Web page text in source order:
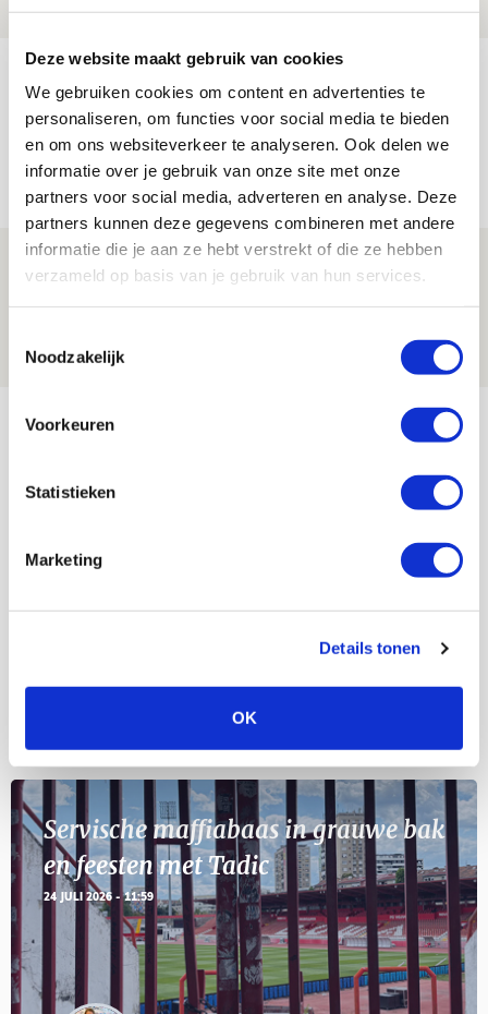
Deze website maakt gebruik van cookies
We gebruiken cookies om content en advertenties te
personaliseren, om functies voor social media te bieden
en om ons websiteverkeer te analyseren. Ook delen we
informatie over je gebruik van onze site met onze
partners voor social media, adverteren en analyse. Deze
partners kunnen deze gegevens combineren met andere
informatie die je aan ze hebt verstrekt of die ze hebben
verzameld op basis van je gebruik van hun services.
Noodzakelijk
Voorkeuren
Statistieken
Marketing
Details tonen
OK
Míchel geeft blessure-update en
spreekt over Godts, Baas en
aanwinsten
07 AUGUSTUS 2026 - 14:13
NIEUWS
Volop enthousiasme in fotoverslag van
FOTOVERSLAG
11
Servische maffiabaas in grauwe bak
en feesten met Tadic
24 JULI 2026 - 11:59